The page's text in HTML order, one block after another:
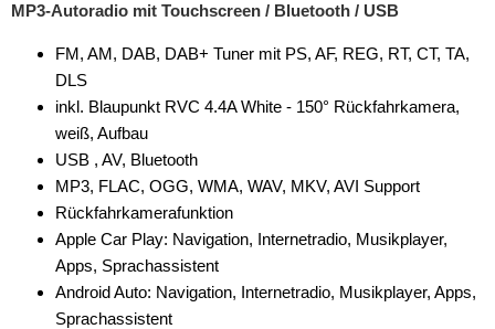
MP3-Autoradio mit Touchscreen / Bluetooth / USB
FM, AM, DAB, DAB+ Tuner mit PS, AF, REG, RT, CT, TA,
DLS
inkl. Blaupunkt RVC 4.4A White - 150° Rückfahrkamera,
weiß, Aufbau
USB , AV, Bluetooth
MP3, FLAC, OGG, WMA, WAV, MKV, AVI Support
Rückfahrkamerafunktion
Apple Car Play: Navigation, Internetradio, Musikplayer,
Apps, Sprachassistent
Android Auto: Navigation, Internetradio, Musikplayer, Apps,
Sprachassistent